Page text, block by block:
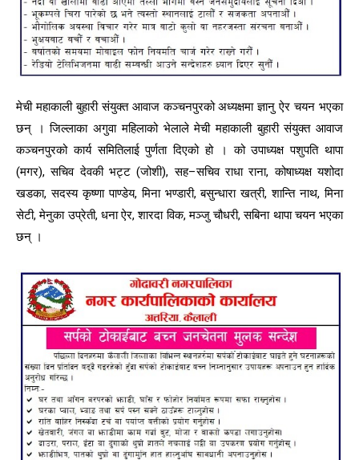
मेची महाकाली बुहारी संयुक्त आवाज कञ्चनपुरको अध्यक्षमा ज्ञानु ऐर चयन भएका
छन् । जिल्लाका अगुवा महिलाको भेलाले मेची महाकाली बुहारी संयुक्त आवाज
कञ्चनपुरको कार्य समितिलाई पुर्णता दिएको हो । को उपाध्यक्ष पशुपति थापा
(मगर), सचिव देवकी भट्ट (जोशी), सह–सचिव राधा राना, कोषाध्यक्ष यशोदा
खडका, सदस्य कृष्णा पाण्डेय, मिना भण्डारी, बसुन्धारा खत्री, शान्ति नाथ, मिना
सेटी, मेनुका उप्रेती, धना ऐर, शारदा विक, मञ्जु चौधरी, सबिना थापा चयन भएका
छन् ।